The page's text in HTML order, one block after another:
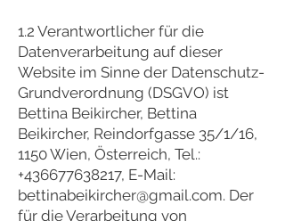
1.2 Verantwortlicher für die
Datenverarbeitung auf dieser
Website im Sinne der Datenschutz-
Grundverordnung (DSGVO) ist
Bettina Beikircher, Bettina
Beikircher, Reindorfgasse 35/1/16,
1150 Wien, Österreich, Tel.:
+436677638217, E-Mail:
bettinabeikircher@gmail.com. Der
für die Verarbeitung von